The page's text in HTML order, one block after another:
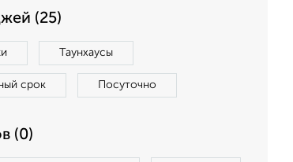
(25)
Таунхаусы
срок Посуточно
(0)